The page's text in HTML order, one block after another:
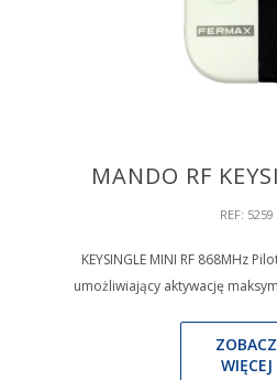
MANDO RF
REF: 5259
KEYSINGLE MINI RF 868MHz
umożliwiający aktywację
ZOBACZ
WIĘCEJ